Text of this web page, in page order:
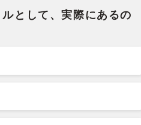
として、実際にあるの